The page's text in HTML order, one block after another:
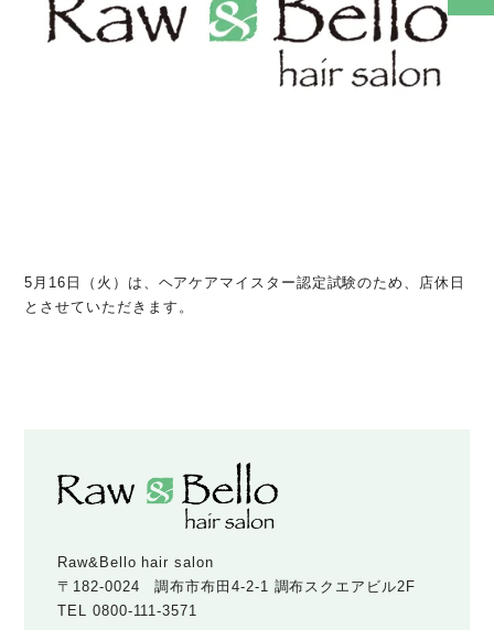
5月16日（火）は、ヘアケアマイスター認定試験のため、店休日
とさせていただきます。
Raw&Bello hair salon
〒182-0024 調布市布田4-2-1 調布スクエアビル2F
TEL0800-111-3571